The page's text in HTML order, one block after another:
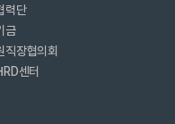
력단
금
직장협의회
센터